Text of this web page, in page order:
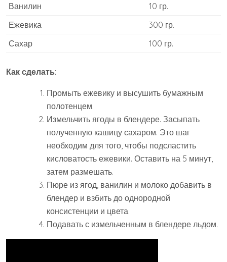
Ванилин
10 гр.
Ежевика
300 гр.
Сахар
100 гр.
Как сделать:
Промыть ежевику и высушить бумажным
полотенцем.
Измельчить ягоды в блендере. Засыпать
полученную кашицу сахаром. Это шаг
необходим для того, чтобы подсластить
кисловатость ежевики. Оставить на 5 минут,
затем размешать.
Пюре из ягод, ванилин и молоко добавить в
блендер и взбить до однородной
консистенции и цвета.
Подавать с измельченным в блендере льдом.